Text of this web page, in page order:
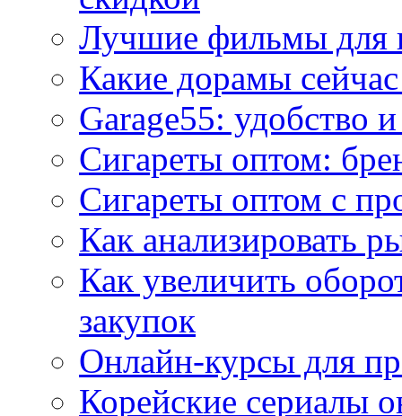
Лучшие фильмы для
Какие дорамы
Garage55: удобство
Сигареты оптом:
Сигареты оптом с
Как анализировать
Как увеличить
закупок
Онлайн-курсы для
Корейские сериалы